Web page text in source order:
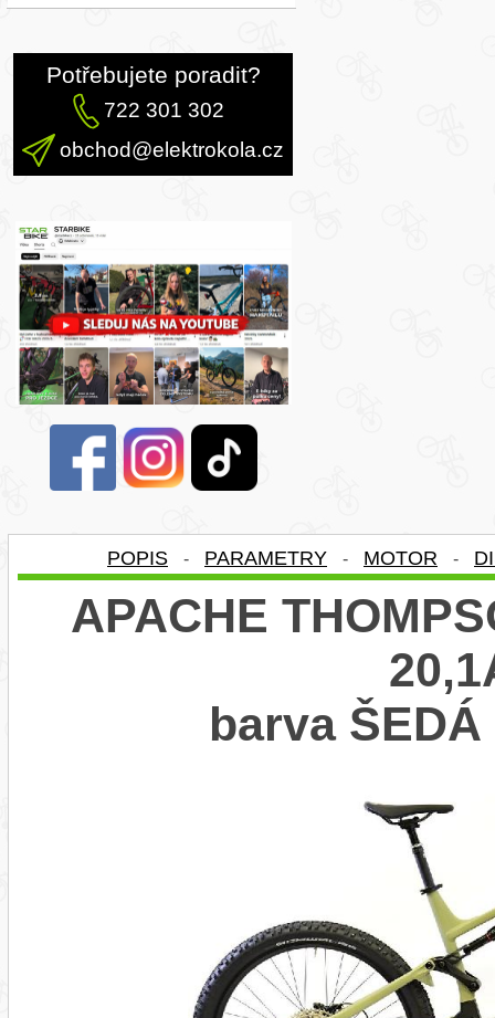
Potřebujete poradit?
722 301 302
obchod@elektrokola.cz
POPIS - PARAMETRY - MOTOR -
APACHE
barva